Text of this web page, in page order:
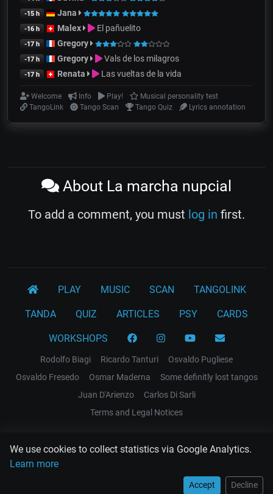
We use cookies to collect statistics via Google Analytics.
Learn more
Accept Decline
-15 h Jana
-16 h Malex El pañuelito
-17 h Gregory
-17 h Gregory Vals de los milagros
-17 h Renata Las vueltas de la vida
Welcome Info Play!
Musical personality test
TangoLink
Tango Scan Tango Quiz Lyrics annotation
About La marcha nupcial
To add a comment, you must log in first.
PLAY MUSIC SCAN TANGOLINK
TANDA QUIZ ARTICLES PSY CARDS
WORKSHOPS
Rodolfo Biagi Ricardo Tanturi
Osvaldo Pugliese
Osvaldo Fresedo
Osmar Maderna
Some definitly lost tangos
Juan D'Arienzo
Carlos Di Sarli
Terms and Legal Notices
EL RECODO TANGO